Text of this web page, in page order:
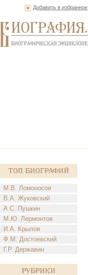
Добавить в избранное
Топ Биографий
М.В. Ломоносов
В.А. Жуковский
А.С. Пушкин
М.Ю. Лермонтов
И.А. Крылов
Ф.М. Достоевский
Г.Р. Державин
Рубрики